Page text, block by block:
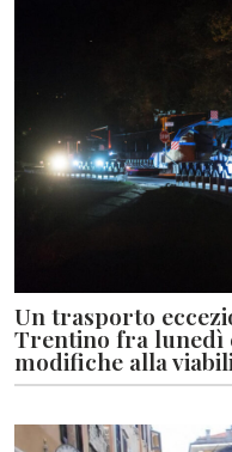
Un trasporto
Trentino fra lunedì
modifiche alla